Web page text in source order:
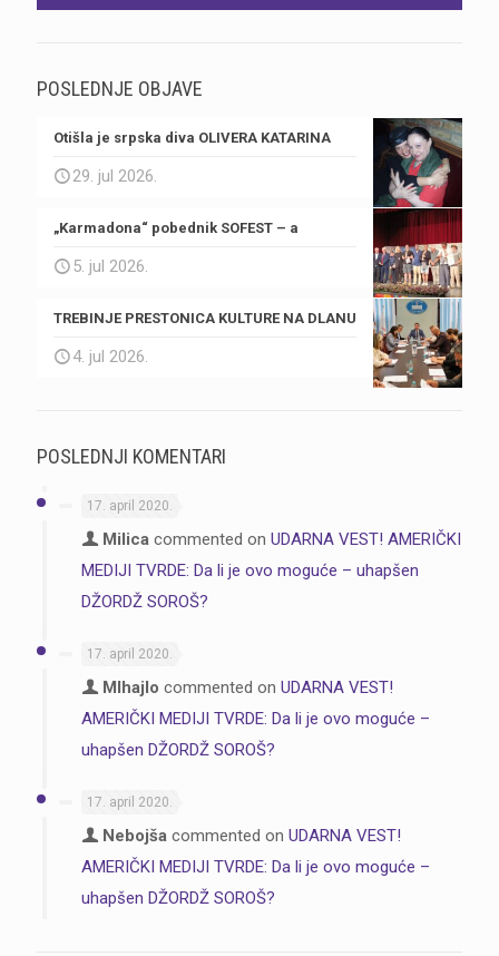
POSLEDNJE OBJAVE
Otišla je srpska diva OLIVERA KATARINA
29. jul 2026.
„Karmadona“ pobednik SOFEST – a
5. jul 2026.
TREBINJE PRESTONICA KULTURE NA DLANU
4. jul 2026.
POSLEDNJI KOMENTARI
17. april 2020.
Milica commented on UDARNA VEST! AMERIČKI
MEDIJI TVRDE: Da li je ovo moguće – uhapšen
DŽORDŽ SOROŠ?
17. april 2020.
MIhajlo commented on UDARNA VEST!
AMERIČKI MEDIJI TVRDE: Da li je ovo moguće –
uhapšen DŽORDŽ SOROŠ?
17. april 2020.
Nebojša commented on UDARNA VEST!
AMERIČKI MEDIJI TVRDE: Da li je ovo moguće –
uhapšen DŽORDŽ SOROŠ?